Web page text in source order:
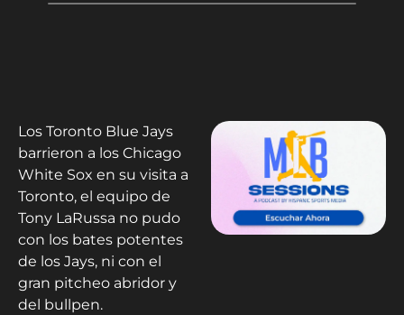
Los Toronto Blue Jays
barrieron a los Chicago
White Sox en su visita a
Toronto, el equipo de
Tony LaRussa no pudo
con los bates potentes
de los Jays, ni con el
gran pitcheo abridor y
del bullpen.